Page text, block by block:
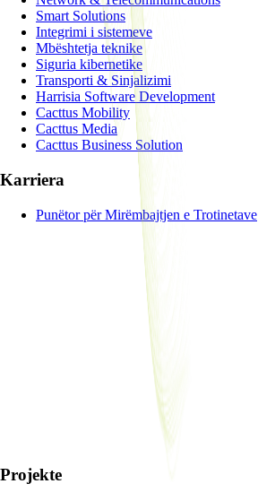
Smart Solutions
Integrimi i sistemeve
Mbështetja teknike
Siguria kibernetike
Transporti & Sinjalizimi
Harrisia Software Development
Cacttus Mobility
Cacttus Media
Cacttus Business Solution
Karriera
Punëtor për Mirëmbajtjen e Trotinetave
Projekte